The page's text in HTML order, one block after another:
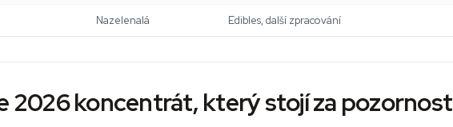
Nazelenalá Edibles, další zpracování
2026 koncentrát, který stojí za pozornost